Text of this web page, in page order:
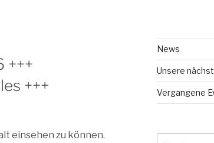
+++
+++
einsehen zu können.
News
Unsere
Vergangene